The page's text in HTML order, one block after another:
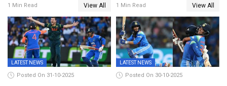
1 Min Read View All
പരമ്പരയിൽ ലീഡ്
1 Min Read View All
LATEST NEWS
Posted On 31-10-2025
LATEST NEWS
Posted On 30-10-2025